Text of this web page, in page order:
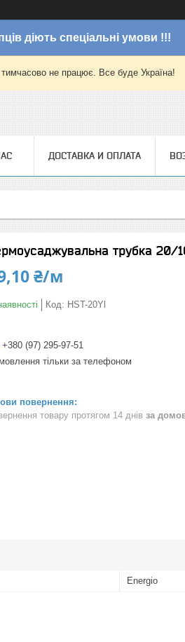
діють спеціальні умови !!!
тимчасово не працює. Все буде Україна!
ДОСТАВКА И ОПЛАТА
трубка 20/
₴/м
Код: HST-20Yl
+380 (97) 295-97-51
тільки за телефоном
товару протягом 14 днів за
Energio